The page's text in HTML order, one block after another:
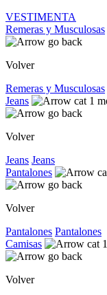
VESTIMENTA
Remeras y Musculosas
Volver
Remeras y Musculosas
Jeans
Volver
Jeans Jeans
Pantalones
Volver
Pantalones Pantalones
Camisas
Volver